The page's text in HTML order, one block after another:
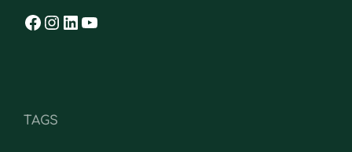
Facebook
Instagram
LinkedIn
TAGS